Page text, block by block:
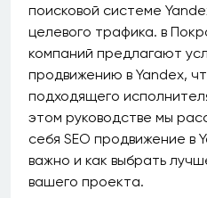
поисковой системе
целевого трафика. в
компаний предлагают
продвижению в Yandex,
подходящего
этом руководстве мы
себя SEO продвижение в
важно и как выбрать
вашего проекта.